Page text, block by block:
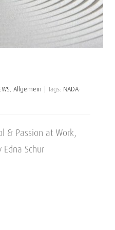
, Allgemein Tags: NADA-
& Passion at Work,
Schur